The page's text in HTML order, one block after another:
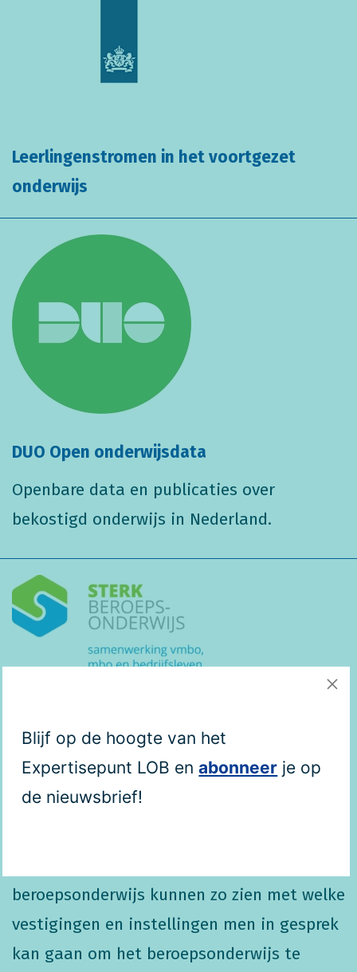
Leerlingenstromen in het voortgezet
onderwijs
DUO Open onderwijsdata
Openbare data en publicaties over
bekostigd onderwijs in Nederland.
In de stroomdiagrammen ‘Bestemming na
het VMBO’ worden leerlingenstromen
tussen vmbo-vestigingen en mbo-
beroepsonderwijs kunnen zo zien met welke
vestigingen en instellingen men in gesprek
kan gaan om het beroepsonderwijs te
Blijf op de hoogte van het
Expertisepunt LOB enabonneer je op
de nieuwsbrief!